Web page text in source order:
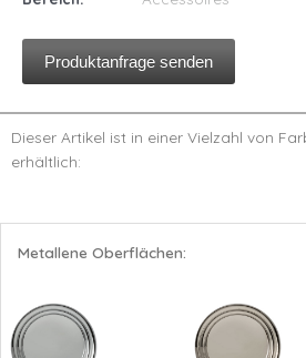
Produktanfrage senden
Dieser Artikel ist in einer Vielzahl von
erhältlich:
Metallene Oberflächen: